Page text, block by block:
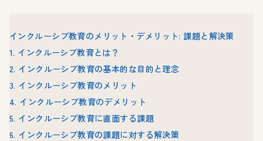
インクルーシブ教育のメリット・デメリット: 課題と解決策
1. インクルーシブ教育とは？
2. インクルーシブ教育の基本的な目的と理念
3. インクルーシブ教育のメリット
4. インクルーシブ教育のデメリット
5. インクルーシブ教育に直面する課題
6. インクルーシブ教育の課題に対する解決策